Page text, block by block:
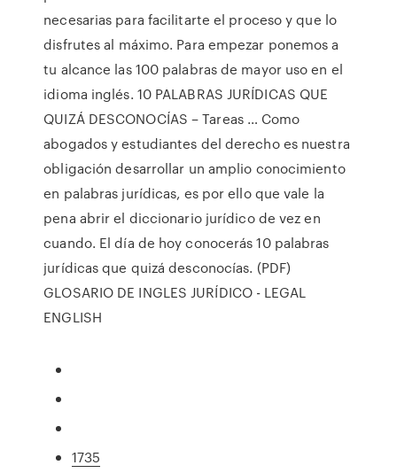
necesarias para facilitarte el proceso y que lo
disfrutes al máximo. Para empezar ponemos a
tu alcance las 100 palabras de mayor uso en el
idioma inglés. 10 PALABRAS JURÍDICAS QUE
QUIZÁ DESCONOCÍAS – Tareas … Como
abogados y estudiantes del derecho es nuestra
obligación desarrollar un amplio conocimiento
en palabras jurídicas, es por ello que vale la
pena abrir el diccionario jurídico de vez en
cuando. El día de hoy conocerás 10 palabras
jurídicas que quizá desconocías. (PDF)
GLOSARIO DE INGLES JURÍDICO - LEGAL
ENGLISH
1735